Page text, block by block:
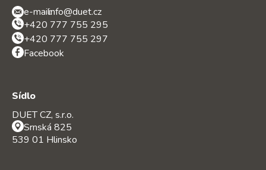
e-mail:info@duet.cz
+420 777 755 295
+420 777 755 297
Facebook
Sídlo
DUET CZ, s.r.o.
Srnská 825
539 01 Hlinsko